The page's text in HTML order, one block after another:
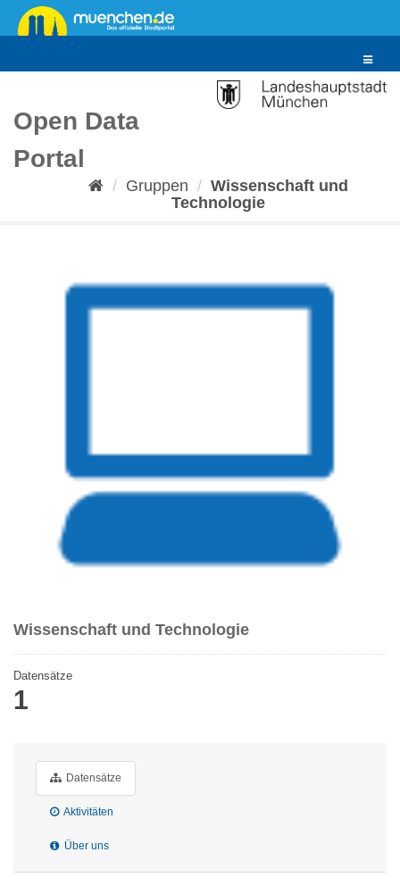
Überspringen
zum
Toggle
Open Data
Portal
Gruppen
Wissenschaft und
Technologie
Wissenschaft und Technologie
Datensätze
1
Datensätze
Aktivitäten
Über uns